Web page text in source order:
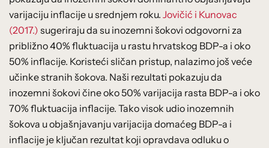
varijaciju inflacije u srednjem roku. Jovičić i Kunovac
(2017.) sugeriraju da su inozemni šokovi odgovorni za
približno 40% fluktuacija u rastu hrvatskog BDP-a i oko
50% inflacije. Koristeći sličan pristup, nalazimo još veće
učinke stranih šokova. Naši rezultati pokazuju da
inozemni šokovi čine oko 50% varijacija rasta BDP-a i oko
70% fluktuacija inflacije. Tako visok udio inozemnih
šokova u objašnjavanju varijacija domaćeg BDP-a i
inflacije je ključan rezultat koji opravdava odluku o